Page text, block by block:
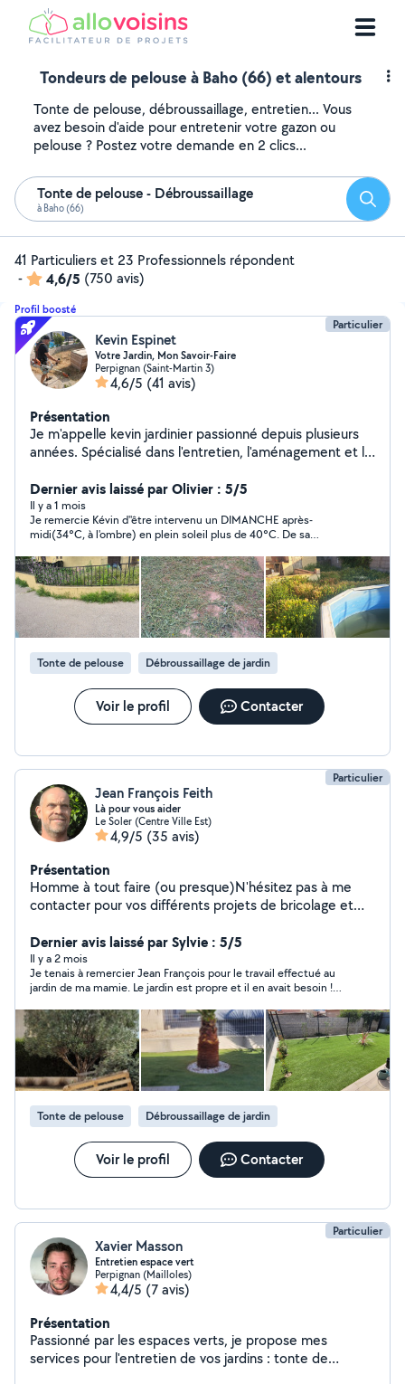
Tondeurs de pelouse à Baho (66) et alentours
Tonte de pelouse, débroussaillage, entretien... Vous
avez besoin d'aide pour entretenir votre gazon ou
pelouse ? Postez votre demande en 2 clics...
Tonte de pelouse - Débroussaillage
à Baho (66)
41 Particuliers et 23 Professionnels répondent
-
4,6/5 (750 avis)
Profil boosté
Particulier
Kevin Espinet
Votre Jardin, Mon Savoir-Faire
Perpignan (Saint-Martin 3)
4,6/5 (41 avis)
Présentation
Je m'appelle kevin jardinier passionné depuis plusieurs
années. Spécialisé dans l'entretien, l'aménagement et la
transformer leurs espaces extérieurs en véritables lieux
de vie agréables, durables et esthétiques.
Dernier avis laissé par Olivier : 5/5
Il y a 1 mois
Je remercie Kévin d''être intervenu un DIMANCHE après-
midi(34°C, à l'ombre) en plein soleil plus de 40°C. De sa
Rien à dire sinon... On a des pieds d'asperges qui poussent un
peu partout. Des gens passent des heures pour en trouver en
forêt. ... Moi je vais dans le jardin!
Tonte de pelouse Débroussaillage de jardin
Voir le profil Contacter
Particulier
Jean François Feith
Là pour vous aider
Le Soler (Centre Ville Est)
4,9/5 (35 avis)
Présentation
Homme à tout faire (ou presque)N'hésitez pas à me
contacter pour vos différents projets de bricolage et
espaces verts comme tondre, débroussailler, tailler,
élaguer.... et bien sûr je vous débarrasse des déchets.
Je vous servirais au mieux et en fonction de mes
capacités. Je ne sais pas faire... je fais pas... Au plaisir
de vous servir
Dernier avis laissé par Sylvie : 5/5
Il y a 2 mois
Je tenais à remercier Jean François pour le travail effectué au
jardin de ma mamie. Le jardin est propre et il en avait besoin !
Tonte de pelouse Débroussaillage de jardin
Voir le profil Contacter
Particulier
Xavier Masson
Entretien espace vert
Perpignan (Mailloles)
4,4/5 (7 avis)
Présentation
Passionné par les espaces verts, je propose mes
services pour l'entretien de vos jardins : tonte de